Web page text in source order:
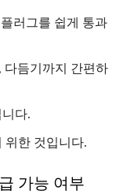
러그를 쉽게 통과
다듬기까지 간편하
다.
위한 것입니다.
가능 여부